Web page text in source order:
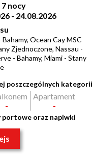
7 nocy
- 24.08.2026
Ocean Cay MSC
Zjednoczone, Nassau -
- Bahamy, Miami - Stany
poszczególnych kategorii
-
Apartament
-
portowe oraz napiwki